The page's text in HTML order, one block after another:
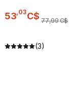
53 03C$ 77,99C$
(3)